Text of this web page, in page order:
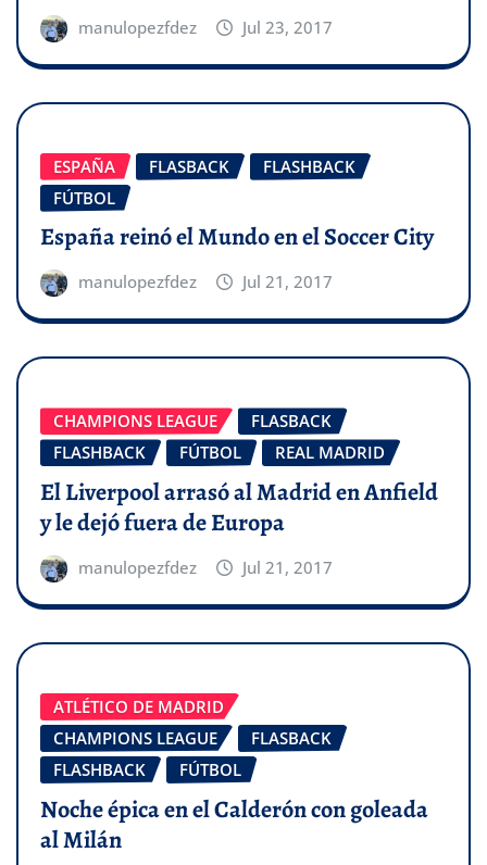
manulopezfdez Jul 23, 2017
ESPAÑA FLASBACK
FLASHBACK
FÚTBOL
España reinó el Mundo en el Soccer City
manulopezfdez Jul 21, 2017
CHAMPIONS LEAGUE
FLASBACK
FLASHBACK
FÚTBOL REAL MADRID
El Liverpool arrasó al Madrid en Anfield
y le dejó fuera de Europa
manulopezfdez Jul 21, 2017
ATLÉTICO DE MADRID
CHAMPIONS LEAGUE
FLASBACK
FLASHBACK
FÚTBOL
Noche épica en el Calderón con goleada
al Milán